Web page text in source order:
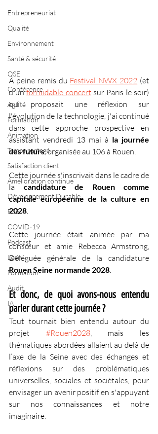
Entrepreneuriat
Qualité
Environnement
Santé & sécurité
QSE
Conférence
Agilité
Formation
Animation
Temps partagé
Satisfaction client
Amélioration continue
Développement Durable
RSE
COVID-19
Podcast
Lean
Formation
Audit
IA
A peine remis du Festival NWX 2022 (et
d'un formidable concert sur Paris le soir)
qui proposait une réflexion sur
l'évolution de la technologie, j'ai continué
dans cette approche prospective en
assistant vendredi 13 mai à la journée
des futurs, organisée au 106 à Rouen.
Cette journée s'inscrivait dans le cadre de
la candidature de Rouen comme
capitale européenne de la culture en
2028.
Cette journée était animée par ma
consœur et amie Rebecca Armstrong,
Rouen Seine normande 2028.
Et donc, de quoi avons-nous entendu
parler durant cette journée ?
Tout tournait bien entendu autour du
projet #Rouen2028, mais les
thématiques abordées allaient au delà de
l’axe de la Seine avec des échanges et
réflexions sur des problématiques
universelles, sociales et sociétales, pour
envisager un avenir positif en s'appuyant
sur nos connaissances et notre
imaginaire.